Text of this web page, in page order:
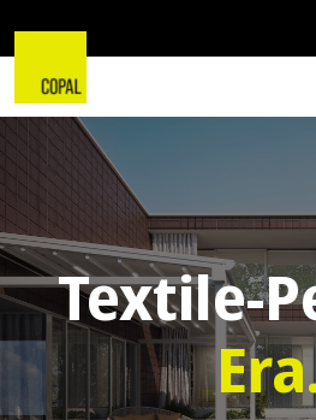
Textile-